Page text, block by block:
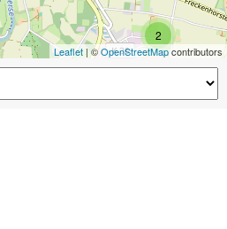
2
Leaflet| ©OpenStreetMapcontributors